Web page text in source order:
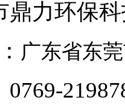
鼎力环保
广东省东
0769-